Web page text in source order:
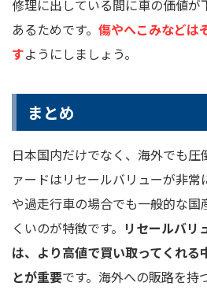
修理に出している間に車の価値が
あるためです。 傷やへこみなどは
すようにしましょう。
まとめ
日本国内だけでなく、海外でも圧
ァードはリセールバリューが非常
や過走行車の場合でも一般的な国
くいのが特徴です。 リセールバリ
は、より高値で買い取ってくれる
とが重要です。海外への販路を持